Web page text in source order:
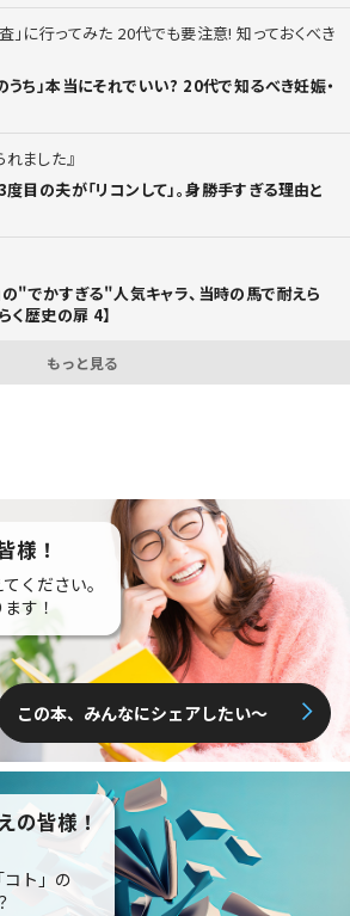
」に行ってみた 20代でも要注意! 知っておくべき
うち」本当にそれでいい? 20代で知るべき妊娠・
ました
目の夫が「リコンして」。身勝手すぎる理由と
の"でかすぎる"人気キャラ、当時の馬で耐えら
く歴史の扉 4】
もっと見る
様！
ください。
す！
この本、みんなにシェアしたい〜
の皆様！
コト」の